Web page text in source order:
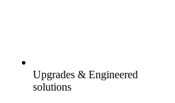
Upgrades & Engineered
solutions